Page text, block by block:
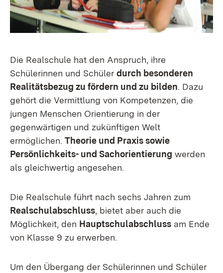
Die Realschule hat den Anspruch, ihre
Schülerinnen und Schüler durch besonderen
Realitätsbezug zu fördern und zu bilden. Dazu
gehört die Vermittlung von Kompetenzen, die
jungen Menschen Orientierung in der
gegenwärtigen und zukünftigen Welt
ermöglichen. Theorie und Praxis sowie
Persönlichkeits- und Sachorientierung werden
als gleichwertig angesehen.
Die Realschule führt nach sechs Jahren zum
Realschulabschluss, bietet aber auch die
Möglichkeit, den Hauptschulabschluss am Ende
von Klasse 9 zu erwerben.
Um den Übergang der Schülerinnen und Schüler